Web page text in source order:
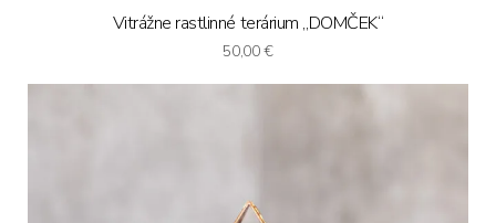
Vitrážne rastlinné terárium „DOMČEK“
50,00€